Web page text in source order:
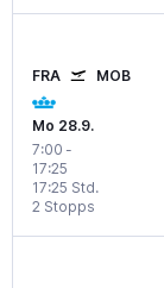
FRA MOB
Mo 28.9.
7:00 -
17:25
2 Stopps
17:25 Std.